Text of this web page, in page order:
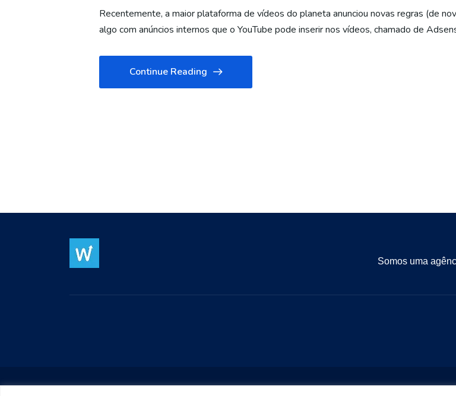
Recentemente, a maior plataforma de vídeos do planeta anunciou novas regras (de
algo com anúncios internos que o YouTube pode inserir nos vídeos, chamado de
Continue Reading
Somos uma